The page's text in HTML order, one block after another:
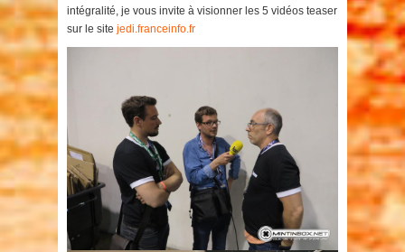
intégralité, je vous invite à visionner les 5 vidéos teaser
sur le site jedi.franceinfo.fr